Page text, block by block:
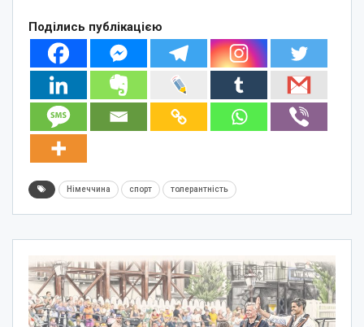
Поділись публікацією
Німеччина спорт толерантність